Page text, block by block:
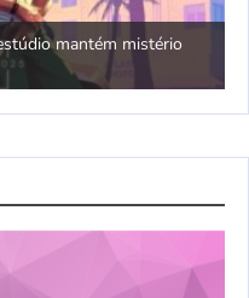
mantém mistério